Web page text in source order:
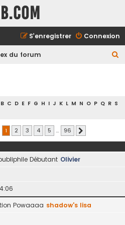
Connexion
S’enregistrer
du forum
B C D E F G H I J K L M N O P Q R S
Page 1sur96
1 2 3 4 5 … 96
Débutant Olivier
Powaaaa shadow's lisa